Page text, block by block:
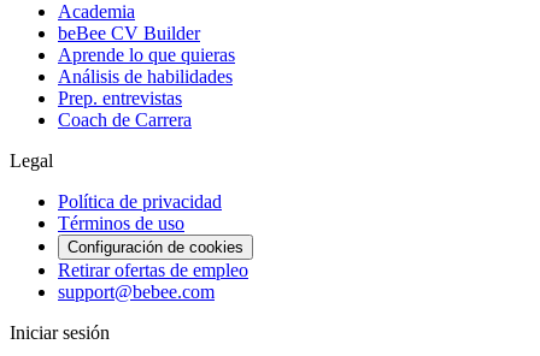
Academia
beBee CV Builder
Aprende lo que quieras
Análisis de habilidades
Prep. entrevistas
Coach de Carrera
Legal
Política de privacidad
Términos de uso
Configuración de cookies
Retirar ofertas de empleo
support@bebee.com
Iniciar sesión